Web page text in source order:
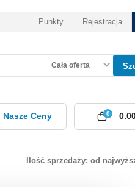
Punkty Rejestracja
Cała oferta
Nasze Ceny 0
Ilość sprzedaży: od